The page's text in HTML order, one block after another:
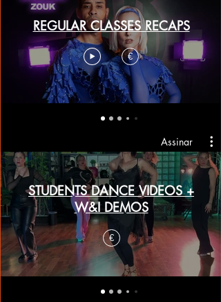
REGULAR CLASSES RECAPS
€
Assinar
STUDENTS DANCE VIDEOS +
W&I DEMOS
€